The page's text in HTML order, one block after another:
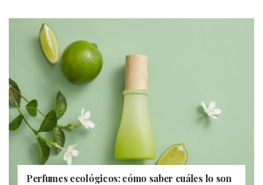
Perfumes ecológicos: cómo saber cuáles lo son